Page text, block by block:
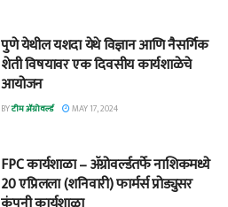
पुणे येथील यशदा येथे विज्ञान आणि नैसर्गिक
शेती विषयावर एक दिवसीय कार्यशाळेचे
आयोजन
BYटीम ॲग्रोवर्ल्ड MAY 17, 2024
FPC कार्यशाळा – ॲग्रोवर्ल्डतर्फे नाशिकमध्ये
20 एप्रिलला (शनिवारी) फार्मर्स प्रोड्युसर